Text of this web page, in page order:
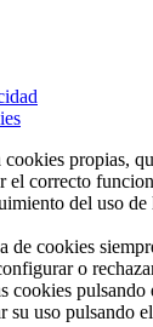
propias,
el correcto
del uso de
de cookies
o
cookies
su uso pulsando